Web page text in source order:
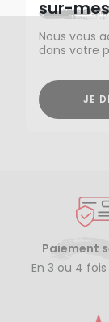
sur-
Nous vous
dans votre
JE
Paiement
En 3 ou 4